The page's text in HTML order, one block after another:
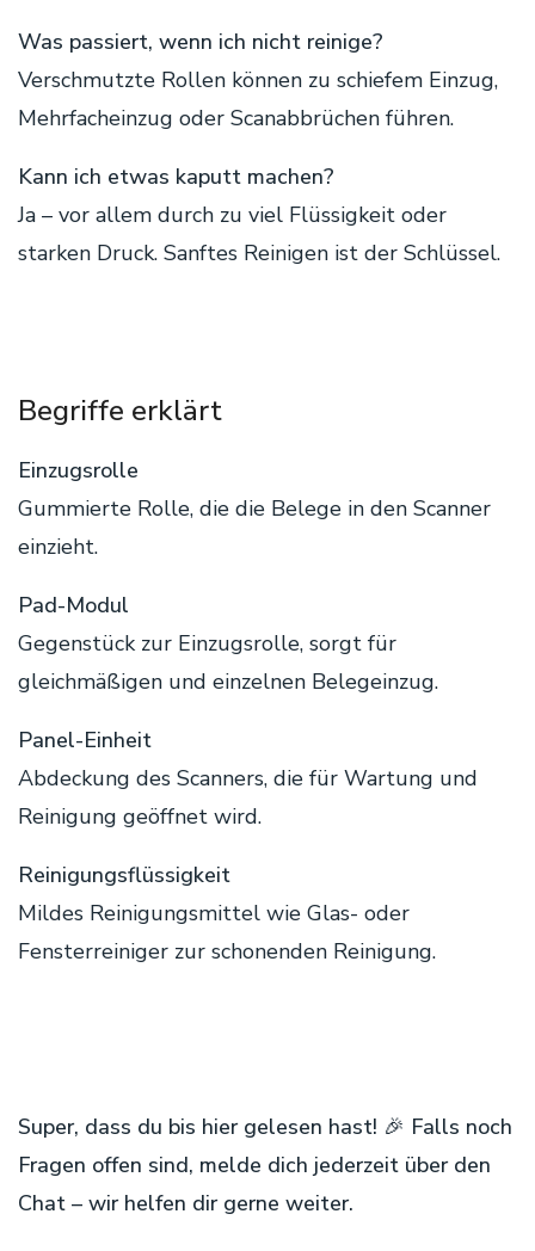
Was passiert, wenn ich nicht reinige?
Verschmutzte Rollen können zu schiefem Einzug,
Mehrfacheinzug oder Scanabbrüchen führen.
Kann ich etwas kaputt machen?
Ja – vor allem durch zu viel Flüssigkeit oder
starken Druck. Sanftes Reinigen ist der Schlüssel.
Begriffe erklärt
Einzugsrolle
Gummierte Rolle, die die Belege in den Scanner
einzieht.
Pad-Modul
Gegenstück zur Einzugsrolle, sorgt für
gleichmäßigen und einzelnen Belegeinzug.
Panel-Einheit
Abdeckung des Scanners, die für Wartung und
Reinigung geöffnet wird.
Reinigungsflüssigkeit
Mildes Reinigungsmittel wie Glas- oder
Fensterreiniger zur schonenden Reinigung.
Super, dass du bis hier gelesen hast! 🎉 Falls noch
Fragen offen sind, melde dich jederzeit über den
Chat – wir helfen dir gerne weiter.